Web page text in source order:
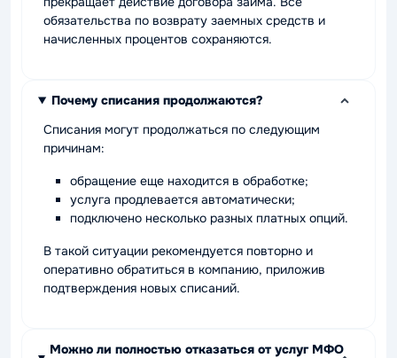
обязательства по возврату заемных средств и
начисленных процентов сохраняются.
Почему списания продолжаются?
Списания могут продолжаться по следующим
причинам:
обращение еще находится в обработке;
услуга продлевается автоматически;
подключено несколько разных платных опций.
В такой ситуации рекомендуется повторно и
оперативно обратиться в компанию, приложив
подтверждения новых списаний.
Можно ли полностью отказаться от услуг МФО